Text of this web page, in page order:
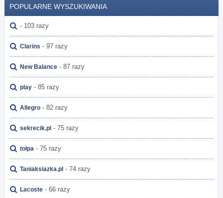
POPULARNE WYSZUKIWANIA
- 103 razy
Clarins - 97 razy
New Balance - 87 razy
play - 85 razy
Allegro - 82 razy
sekrecik.pl - 75 razy
tołpa - 75 razy
Taniaksiazka.pl - 74 razy
Lacoste - 66 razy